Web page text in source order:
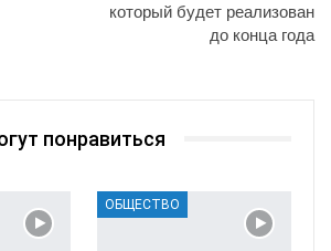
который будет реализован
до конца года
понравиться
ОБЩЕСТВО